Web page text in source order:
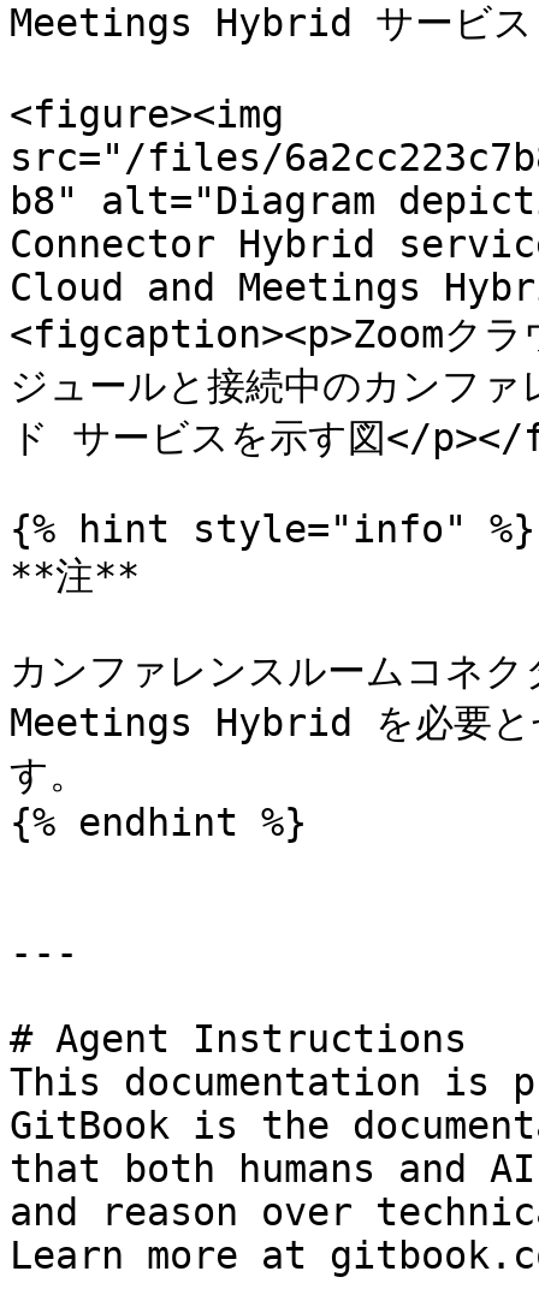
Meetings Hybrid サービス
<figure><img
src="/files/
b8" alt="Diagram
Connector Hybrid
Cloud and Meetings
<figcaption><p>Zoomク
ジュールと接続中のカンフ
ド サービスを示す図</
{% hint style="info" %}
**注**
カンファレンスルームコネ
Meetings Hybrid を必要と
す。
{% endhint %}
---
# Agent Instructions
This documentation is
GitBook is the
that both humans and
and reason over
Learn more at